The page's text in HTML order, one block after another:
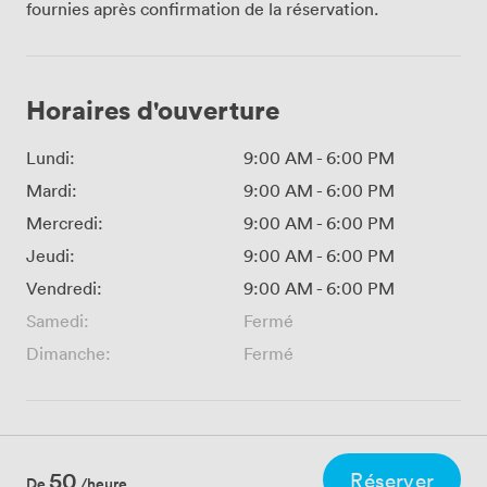
fournies après confirmation de la réservation.
Horaires d'ouverture
Lundi: 9:00 AM - 6:00 PM
Mardi:
9:00 AM - 6:00 PM
Mercredi:
9:00 AM - 6:00 PM
Jeudi:
9:00 AM - 6:00 PM
Vendredi:
9:00 AM - 6:00 PM
Samedi:
Fermé
Dimanche:
Fermé
50 Réserver